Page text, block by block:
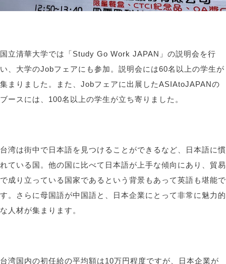
国立清華大学では「Study Go Work JAPAN」の説明会を行
い、大学のJobフェアにも参加。説明会には60名以上の学生が
集まりました。また、Jobフェアに出展したASIAtoJAPANの
ブースには、100名以上の学生が立ち寄りました。
台湾は街中で日本語を見つけることができるなど、日本語に慣
れている国。他の国に比べて日本語が上手な傾向にあり、貿易
で成り立っている国家であるという背景もあって英語も堪能で
す。さらに母国語が中国語と、日本企業にとって非常に魅力的
な人材が集まります。
台湾国内の初任給の平均額は10万円程度ですが、日本企業が